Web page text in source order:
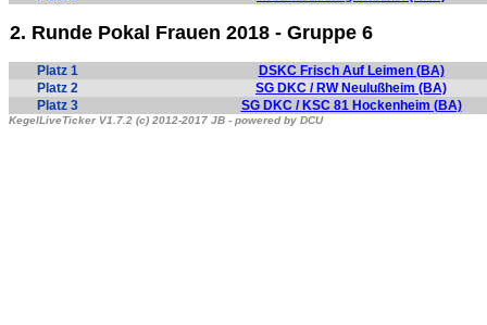
2. Runde Pokal Frauen 2018 - Gruppe 6
Platz 1
DSKC Frisch Auf Leimen (BA)
Platz 2
SG DKC / RW Neulußheim (BA)
Platz 3
SG DKC / KSC 81 Hockenheim (BA)
KegelLiveTicker V1.7.2 (c) 2012-2017 JB - powered by DCU